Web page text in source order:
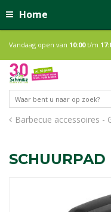
Home
Barbecue accessoires -
Vandaag open van 10:00t/m
SCHUURPAD